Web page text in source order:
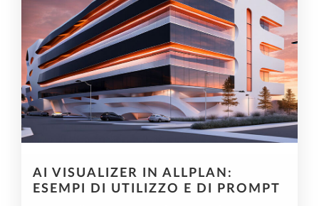
AI VISUALIZER IN ALLPLAN:
ESEMPI DI UTILIZZO E DI PROMPT